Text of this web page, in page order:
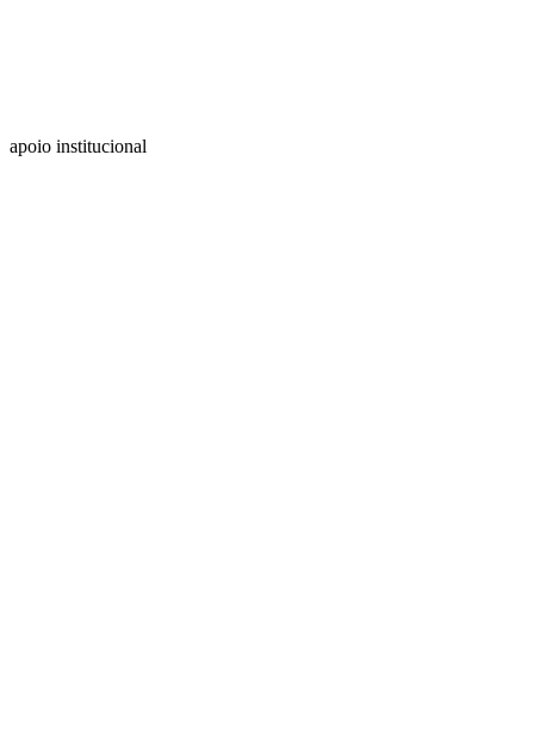
apoio institucional